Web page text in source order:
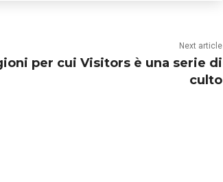
Next article
per cui Visitors è una serie di
culto